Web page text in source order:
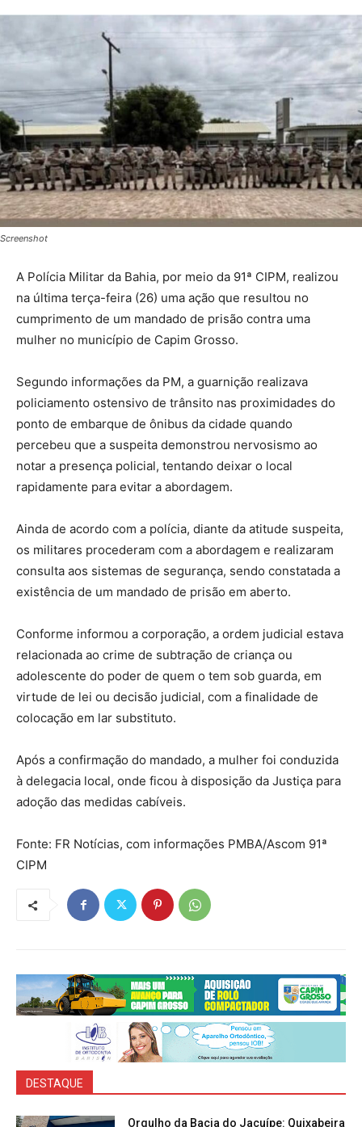
Screenshot
A Polícia Militar da Bahia, por meio da 91ª CIPM, realizou
na última terça-feira (26) uma ação que resultou no
cumprimento de um mandado de prisão contra uma
mulher no município de Capim Grosso.
Segundo informações da PM, a guarnição realizava
policiamento ostensivo de trânsito nas proximidades do
ponto de embarque de ônibus da cidade quando
percebeu que a suspeita demonstrou nervosismo ao
notar a presença policial, tentando deixar o local
rapidamente para evitar a abordagem.
Ainda de acordo com a polícia, diante da atitude suspeita,
os militares procederam com a abordagem e realizaram
consulta aos sistemas de segurança, sendo constatada a
existência de um mandado de prisão em aberto.
Conforme informou a corporação, a ordem judicial estava
relacionada ao crime de subtração de criança ou
adolescente do poder de quem o tem sob guarda, em
virtude de lei ou decisão judicial, com a finalidade de
colocação em lar substituto.
Após a confirmação do mandado, a mulher foi conduzida
à delegacia local, onde ficou à disposição da Justiça para
adoção das medidas cabíveis.
Fonte: FR Notícias, com informações PMBA/Ascom 91ª
CIPM
DESTAQUE
Orgulho da Bacia do Jacuípe: Quixabeira